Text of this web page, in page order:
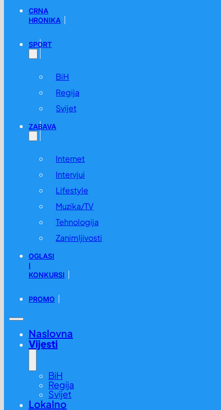
CRNA
HRONIKA
SPORT
BiH
Regija
Svijet
ZABAVA
Internet
Intervjui
Lifestyle
Muzika/TV
Tehnologija
Zanimljivosti
OGLASI
I
KONKURSI
PROMO
Naslovna
Vijesti
BiH
Regija
Svijet
Lokalno